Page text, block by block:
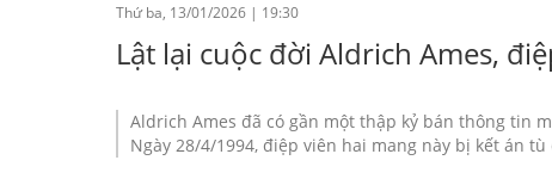
Ban Lãnh đạo
Hội viên
Lịch sử
Kinh tế - Phát triển
Dân chủ - Nhân quyền
Thứ ba, 13/01/2026 | 19:30
Lật lại cuộc đời Aldrich Ames,
Aldrich Ames đã có gần một thập kỷ bán thông tin
Ngày 28/4/1994, điệp viên hai mang này bị kết án